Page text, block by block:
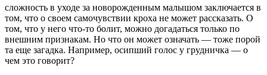
сложность в уходе за новорожденным малышом заключается в
том, что о своем самочувствии кроха не может рассказать. О
том, что у него что-то болит, можно догадаться только по
внешним признакам. Но что он может означать — тоже порой
та еще загадка. Например, осипший голос у грудничка — о
чем это говорит?